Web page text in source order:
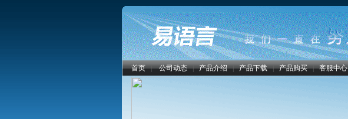
首页 | 公司动态 | 产品介绍 | 产品下载 | 产品购买 | 客服中心